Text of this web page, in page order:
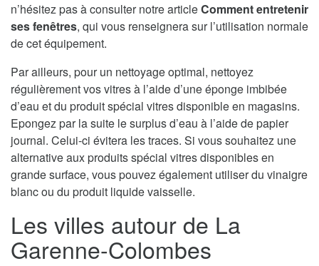
n’hésitez pas à consulter notre articleComment entretenir
ses fenêtres, qui vous renseignera sur l’utilisation normale
de cet équipement.
Par ailleurs, pour un nettoyage optimal, nettoyez
régulièrement vos vitres à l’aide d’une éponge imbibée
d’eau et du produit spécial vitres disponible en magasins.
Epongez par la suite le surplus d’eau à l’aide de papier
journal. Celui-ci évitera les traces. Si vous souhaitez une
alternative aux produits spécial vitres disponibles en
grande surface, vous pouvez également utiliser du vinaigre
blanc ou du produit liquide vaisselle.
Les villes autour de La
Garenne-Colombes